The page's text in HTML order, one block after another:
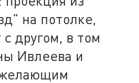
на потолке,
другом, в том
Ивлеева и